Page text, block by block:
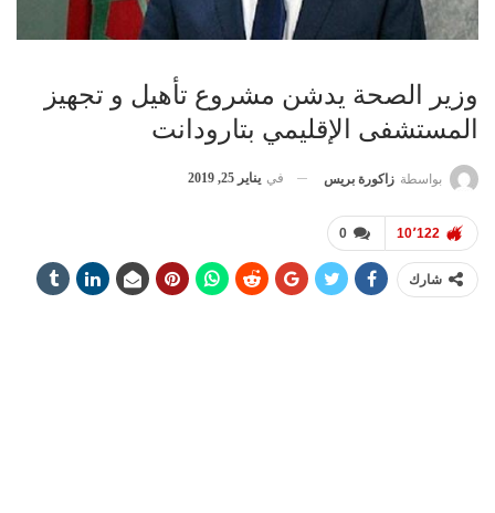
وزير الصحة يدشن مشروع تأهيل و تجهيز
المستشفى الإقليمي بتارودانت
بواسطة زاكورة بريس في يناير 25, 2019
0 10٬122
شارك